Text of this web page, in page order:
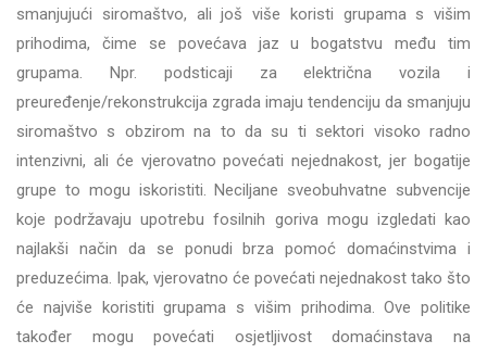
smanjujući siromaštvo, ali još više koristi grupama s višim
prihodima, čime se povećava jaz u bogatstvu među tim
grupama. Npr. podsticaji za električna vozila i
preuređenje/rekonstrukcija zgrada imaju tendenciju da smanjuju
siromaštvo s obzirom na to da su ti sektori visoko radno
intenzivni, ali će vjerovatno povećati nejednakost, jer bogatije
grupe to mogu iskoristiti. Neciljane sveobuhvatne subvencije
koje podržavaju upotrebu fosilnih goriva mogu izgledati kao
najlakši način da se ponudi brza pomoć domaćinstvima i
preduzećima. Ipak, vjerovatno će povećati nejednakost tako što
će najviše koristiti grupama s višim prihodima. Ove politike
također mogu povećati osjetljivost domaćinstava na